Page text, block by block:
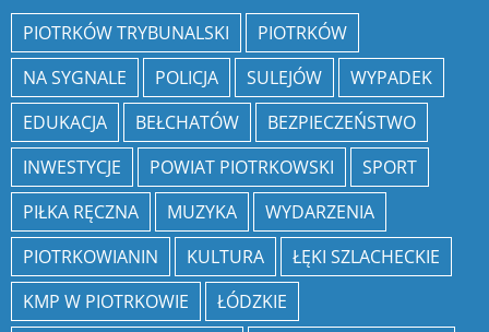
PIOTRKÓW TRYBUNALSKI
PIOTRKÓW
NA SYGNALE
POLICJA SULEJÓW
WYPADEK
EDUKACJA
BEŁCHATÓW
BEZPIECZEŃSTWO
INWESTYCJE
POWIAT PIOTRKOWSKI
SPORT
PIŁKA RĘCZNA
MUZYKA
WYDARZENIA
PIOTRKOWIANIN
KULTURA
ŁĘKI SZLACHECKIE
KMP W PIOTRKOWIE
ŁÓDZKIE